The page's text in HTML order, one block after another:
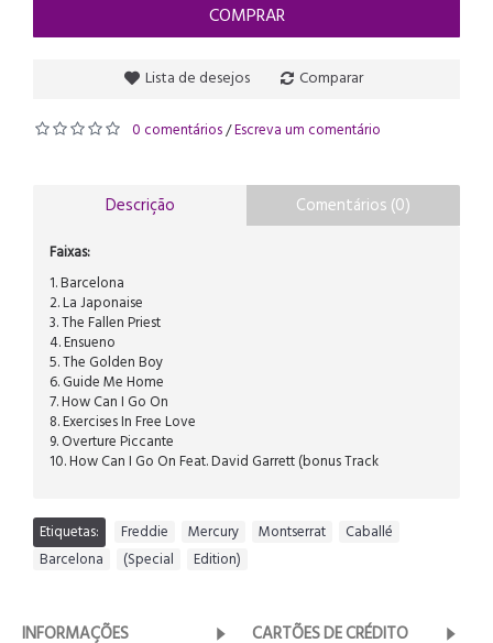
COMPRAR
Lista de desejos Comparar
0 comentários/Escreva um comentário
Descrição Comentários (0)
Faixas:
1. Barcelona
2. La Japonaise
3. The Fallen Priest
4. Ensueno
5. The Golden Boy
6. Guide Me Home
7. How Can I Go On
8. Exercises In Free Love
9. Overture Piccante
10. How Can I Go On Feat. David Garrett (bonus Track
Etiquetas: Freddie Mercury Montserrat Caballé
Barcelona
(Special Edition)
INFORMAÇÕES CARTÕES DE CRÉDITO